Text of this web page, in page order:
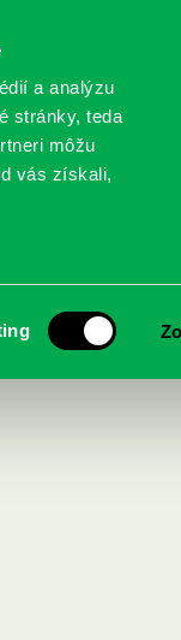
a analýzu
stránky, teda
môžu
vás získali,